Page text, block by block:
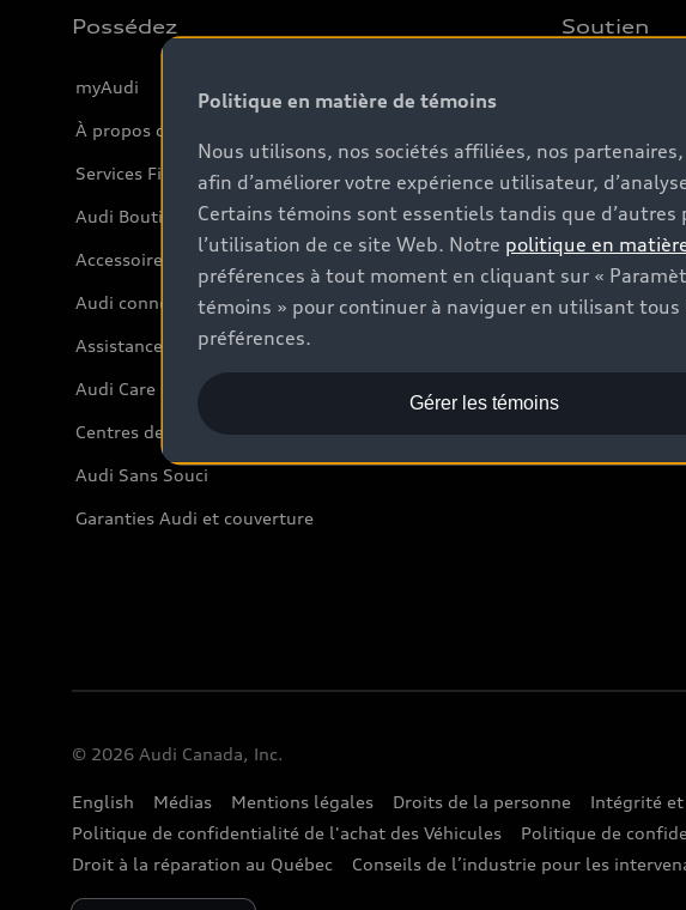
Possédez
myAudi
À propos de myAudi
Services Financiers Audi
Audi Boutique
Accessoires
Audi connect
Assistance routière
Audi Care
Centres de carrosserie Audi
Audi Sans Souci
Garanties Audi et couverture
Soutien
Informations
© 2026 Audi Canada, Inc.
English Médias Mentions légales Droits de la personne Intégrité
Politique de confidentialité de l'achat des Véhicules
Politique de
Droit à la réparation au Québec
Conseils de l’industrie pour les
Politique en matière de témoins
Nous utilisons, nos sociétés affiliées, nos
afin d’améliorer votre expérience utilisateur,
Certains témoins sont essentiels tandis que
l’utilisation de ce site Web. Notre politique en
préférences à tout moment en cliquant sur «
témoins » pour continuer à naviguer en utilisant
préférences.
Gérer les témoins